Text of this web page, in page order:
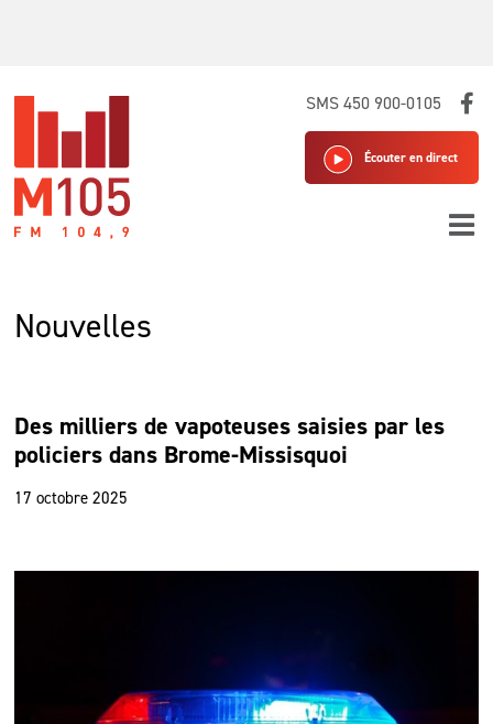
SMS 450 900-0105
Écouter en direct
Nouvelles
Des milliers de vapoteuses saisies par les
policiers dans Brome-Missisquoi
17 octobre 2025